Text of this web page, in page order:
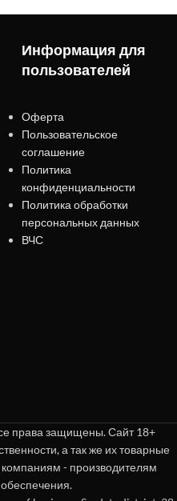
Информация для
пользователей
Оферта
Пользовательское
соглашение
Политика
конфиденциальности
Политика обработки
персональных данных
ВЧС
права защищены. Сайт 18+
а так же их товарные
- производителям